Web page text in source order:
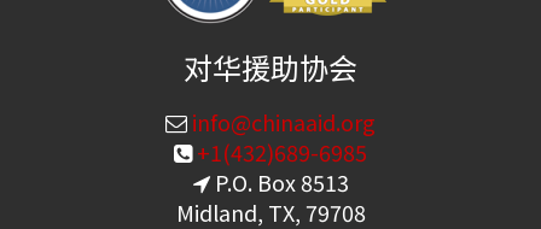
对华援助协会
info@chinaaid.org
+1(432)689-6985
P.O. Box 8513
Midland, TX, 79708